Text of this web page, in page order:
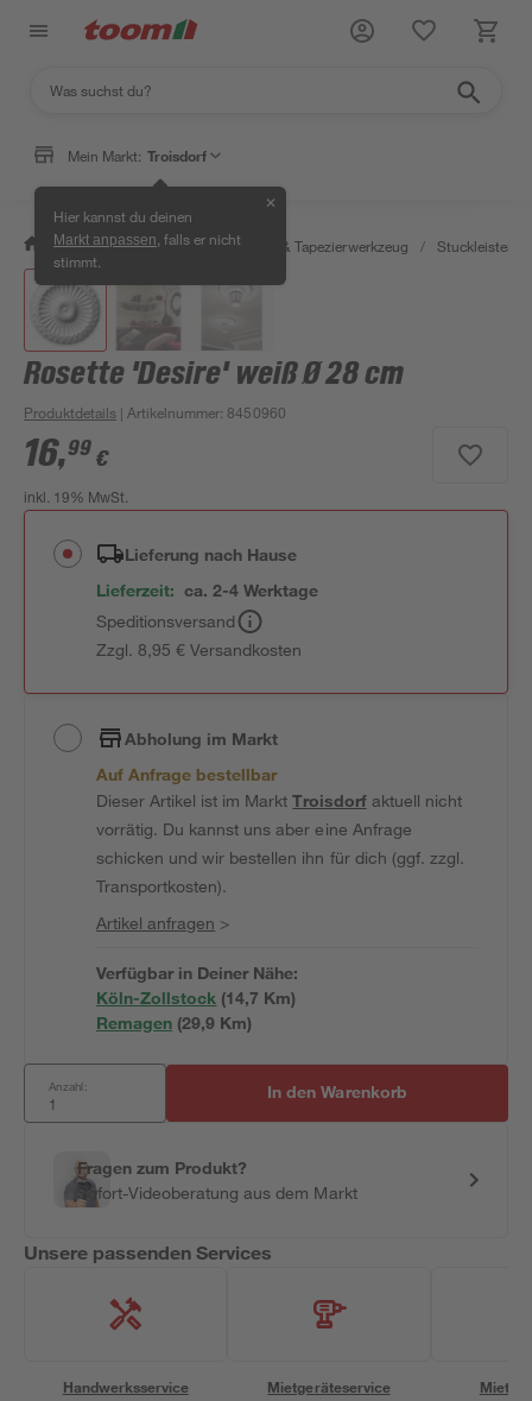
Mein Markt: Troisdorf
Hier kannst du deinen
Markt anpassen , falls er nicht
stimmt.
✕
/ Wohnen & Haushalt / Tapeten & Tapezierwerkzeug / Stuckleisten,
Rosette 'Desire' weiß Ø 28 cm
Produktdetails | Artikelnummer: 8450960
16,99 €
inkl. 19% MwSt.
Lieferung nach Hause
Lieferzeit: ca. 2-4 Werktage
Speditionsversand
Zzgl. 8,95 € Versandkosten
Abholung im Markt
Auf Anfrage bestellbar
Dieser Artikel ist im MarktTroisdorfaktuell nicht
vorrätig. Du kannst uns aber eine Anfrage
schicken und wir bestellen ihn für dich (ggf. zzgl.
Transportkosten).
Artikel anfragen >
Verfügbar in Deiner Nähe:
Köln-Zollstock (14,7 Km)
Remagen (29,9 Km)
Anzahl: In den Warenkorb
Fragen zum Produkt?
Sofort-Videoberatung aus dem Markt
Unsere passenden Services
Handwerksservice Mietgeräteservice